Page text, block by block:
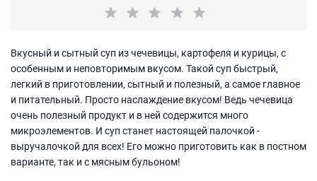
Вкусный и сытный суп из чечевицы, картофеля и курицы, с
особенным и неповторимым вкусом. Такой суп быстрый,
легкий в приготовлении, сытный и полезный, а самое главное
и питательный. Просто наслаждение вкусом! Ведь чечевица
очень полезный продукт и в ней содержится много
микроэлементов. И суп станет настоящей палочкой -
выручалочкой для всех! Его можно приготовить как в постном
варианте, так и с мясным бульоном!